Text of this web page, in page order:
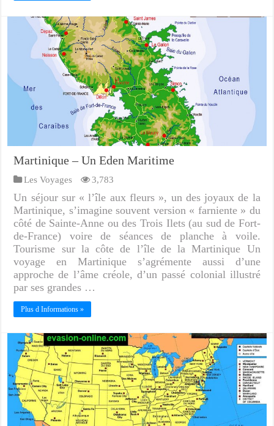
Martinique – Un Eden Maritime
Les Voyages 3,783
Un séjour sur « l’île aux fleurs », un des joyaux de la
Martinique, s’imagine souvent version « farniente » du
côté de Sainte-Anne ou des Trois Ilets (au sud de Fort-
de-France) voire de séances de planche à voile.
Tourisme sur la côte de l’île de la Martinique Un
voyage en Martinique s’agrémente aussi d’une
approche de l’âme créole, d’un passé colonial illustré
par ses grandes …
Plus d Informations »